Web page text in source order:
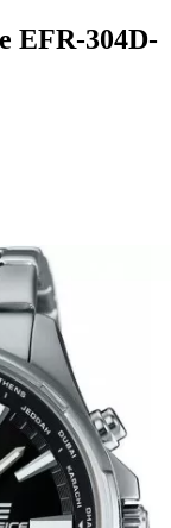
EFR-304D-